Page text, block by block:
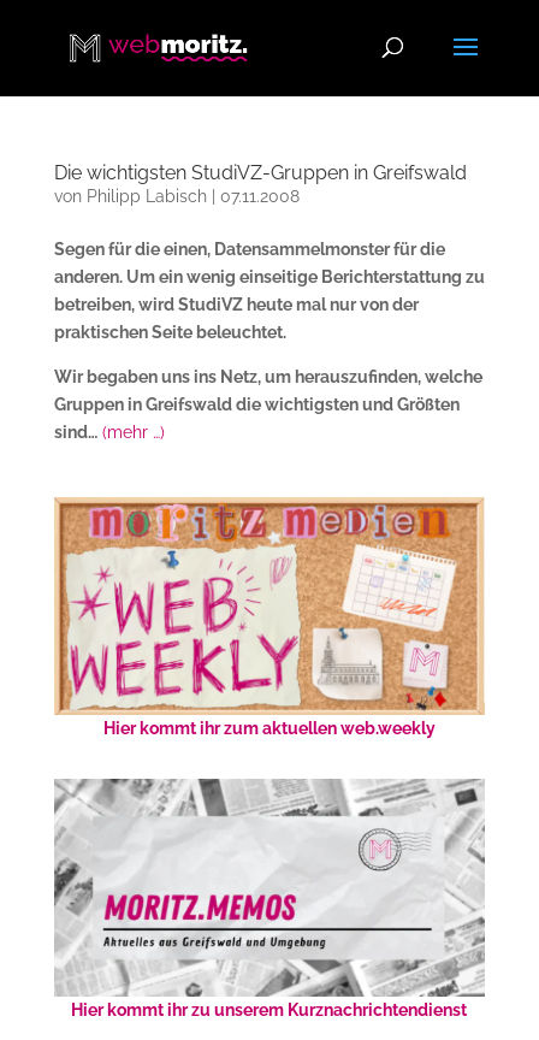
Die wichtigsten StudiVZ-Gruppen in Greifswald
von Philipp Labisch| 07.11.2008
Segen für die einen, Datensammelmonster für die
anderen. Um ein wenig einseitige Berichterstattung zu
betreiben, wird StudiVZ heute mal nur von der
praktischen Seite beleuchtet.
Wir begaben uns ins Netz, um herauszufinden, welche
Gruppen in Greifswald die wichtigsten und Größten
sind… (mehr …)
Hier kommt ihr zum aktuellen web.weekly
Hier kommt ihr zu unserem Kurznachrichtendienst